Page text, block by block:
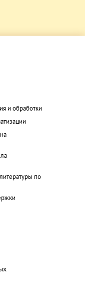
и обработки
по